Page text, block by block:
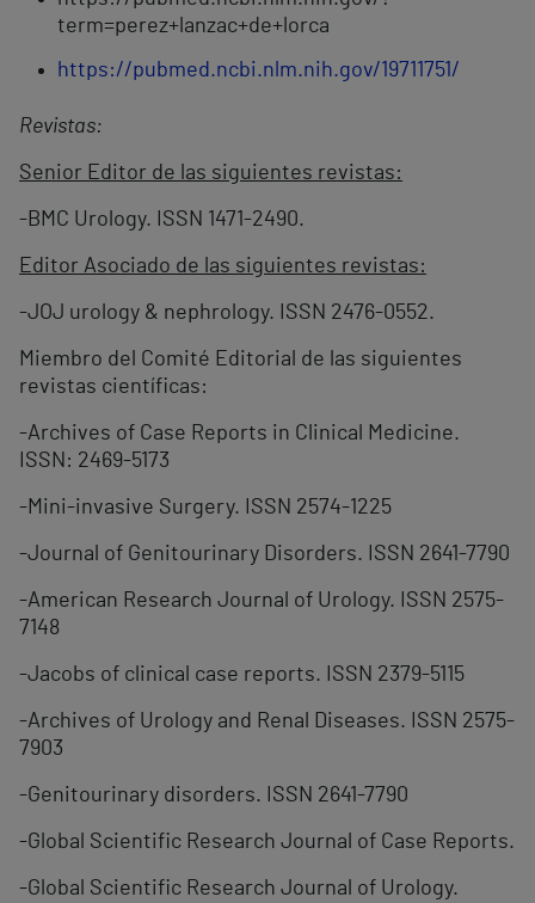
term=perez+lanzac+de+lorca
https://pubmed.ncbi.nlm.nih.gov/19711751/
Revistas:
Senior Editor de las siguientes revistas:
-BMC Urology. ISSN 1471-2490.
Editor Asociado de las siguientes revistas:
-JOJ urology & nephrology. ISSN 2476-0552.
Miembro del Comité Editorial de las siguientes
revistas científicas:
-Archives of Case Reports in Clinical Medicine.
ISSN: 2469-5173
-Mini-invasive Surgery. ISSN 2574-1225
-Journal of Genitourinary Disorders. ISSN 2641-7790
-American Research Journal of Urology. ISSN 2575-
7148
-Jacobs of clinical case reports. ISSN 2379-5115
-Archives of Urology and Renal Diseases. ISSN 2575-
7903
-Genitourinary disorders. ISSN 2641-7790
-Global Scientific Research Journal of Case Reports.
-Global Scientific Research Journal of Urology.